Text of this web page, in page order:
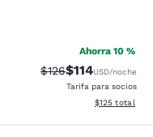
Ahorra 10 %
Precio tachado:
$126Precio con
$114USD/noche
Tarifa para socios
Ver detalles
$125 total